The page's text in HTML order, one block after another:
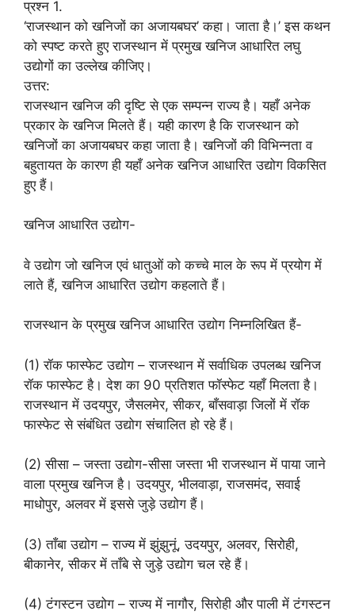
प्रश्न 1.
‘राजस्थान को खनिजों का अजायबघर’ कहा। जाता है।’ इस कथन
को स्पष्ट करते हुए राजस्थान में प्रमुख खनिज आधारित लघु
उद्योगों का उल्लेख कीजिए।
उत्तर:
राजस्थान खनिज की दृष्टि से एक सम्पन्न राज्य है। यहाँ अनेक
प्रकार के खनिज मिलते हैं। यही कारण है कि राजस्थान को
खनिजों का अजायबघर कहा जाता है। खनिजों की विभिन्नता व
बहुतायत के कारण ही यहाँ अनेक खनिज आधारित उद्योग विकसित
हुए हैं।
खनिज आधारित उद्योग-
वे उद्योग जो खनिज एवं धातुओं को कच्चे माल के रूप में प्रयोग में
लाते हैं, खनिज आधारित उद्योग कहलाते हैं।
राजस्थान के प्रमुख खनिज आधारित उद्योग निम्नलिखित हैं-
(1) रॉक फास्फेट उद्योग – राजस्थान में सर्वाधिक उपलब्ध खनिज
रॉक फास्फेट है। देश का 90 प्रतिशत फॉस्फेट यहाँ मिलता है।
राजस्थान में उदयपुर, जैसलमेर, सीकर, बाँसवाड़ा जिलों में रॉक
फास्फेट से संबंधित उद्योग संचालित हो रहे हैं।
(2) सीसा – जस्ता उद्योग-सीसा जस्ता भी राजस्थान में पाया जाने
वाला प्रमुख खनिज है। उदयपुर, भीलवाड़ा, राजसमंद, सवाई
माधोपुर, अलवर में इससे जुड़े उद्योग हैं।
(3) ताँबा उद्योग – राज्य में झुंझुनूं, उदयपुर, अलवर, सिरोही,
बीकानेर, सीकर में ताँबे से जुड़े उद्योग चल रहे हैं।
(4) टंगस्टन उद्योग – राज्य में नागौर, सिरोही और पाली में टंगस्टन